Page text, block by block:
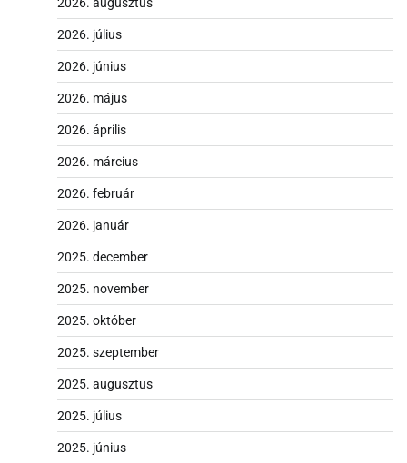
2026. augusztus
2026. július
2026. június
2026. május
2026. április
2026. március
2026. február
2026. január
2025. december
2025. november
2025. október
2025. szeptember
2025. augusztus
2025. július
2025. június